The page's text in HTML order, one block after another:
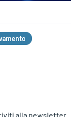
alla newsletter